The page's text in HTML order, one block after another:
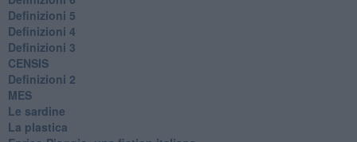
Definizioni 5
Definizioni 4
Definizioni 3
CENSIS
​Definizioni 2
MES
Le sardine
La plastica